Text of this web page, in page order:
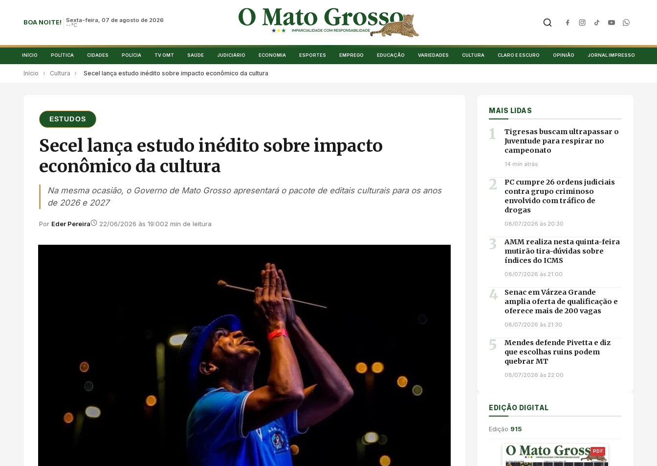
BOA NOITE! Sexta-feira, 07 de agosto de 2026
--°C
INÍCIO POLÍTICA CIDADES POLÍCIA TV OMT SAÚDE JUDICIÁRIO ECONOMIA ESPORTES EMPREGO EDUCAÇÃO VARIEDADES CULTURA CLARO E ESCURO OPINIÃO JORNAL IMPRESSO
Início › Cultura › Secel lança estudo inédito sobre impacto econômico da cultura
ESTUDOS
Secel lança estudo inédito sobre impacto
econômico da cultura
Na mesma ocasião, o Governo de Mato Grosso apresentará o pacote de editais culturais para os anos
de 2026 e 2027
Por Eder Pereira 22/06/2026 às 19:002 min de leitura
MAIS LIDAS
1
Tigresas buscam ultrapassar o
Juventude para respirar no
campeonato
14 min atrás
2
PC cumpre 26 ordens judiciais
contra grupo criminoso
envolvido com tráfico de
drogas
08/07/2026 às 20:30
3
AMM realiza nesta quinta-feira
mutirão tira-dúvidas sobre
índices do ICMS
08/07/2026 às 21:00
4
Senac em Várzea Grande
amplia oferta de qualificação e
oferece mais de 200 vagas
08/07/2026 às 21:30
5
Mendes defende Pivetta e diz
que escolhas ruins podem
quebrar MT
08/07/2026 às 22:00
EDIÇÃO DIGITAL
Edição 915
PDF